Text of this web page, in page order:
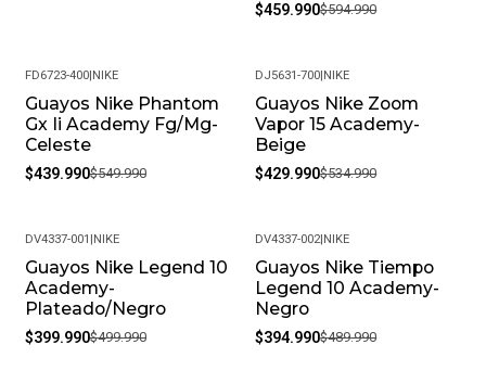
$459.990$594.990
-20%
FD6723-400| NIKE
Guayos Nike Phantom
Gx Ii Academy Fg/Mg-
Celeste
$439.990$549.990
-20%
DJ5631-700 NIKE
Guayos Nike Zoom
Vapor 15 Academy-
Beige
$429.990$534.990
-20%
DV4337-001 NIKE
Guayos Nike Legend 10
Academy-
Plateado/Negro
$399.990$499.990
-19%
DV4337-002| NIKE
Guayos Nike Tiempo
Legend 10 Academy-
Negro
$394.990$489.990